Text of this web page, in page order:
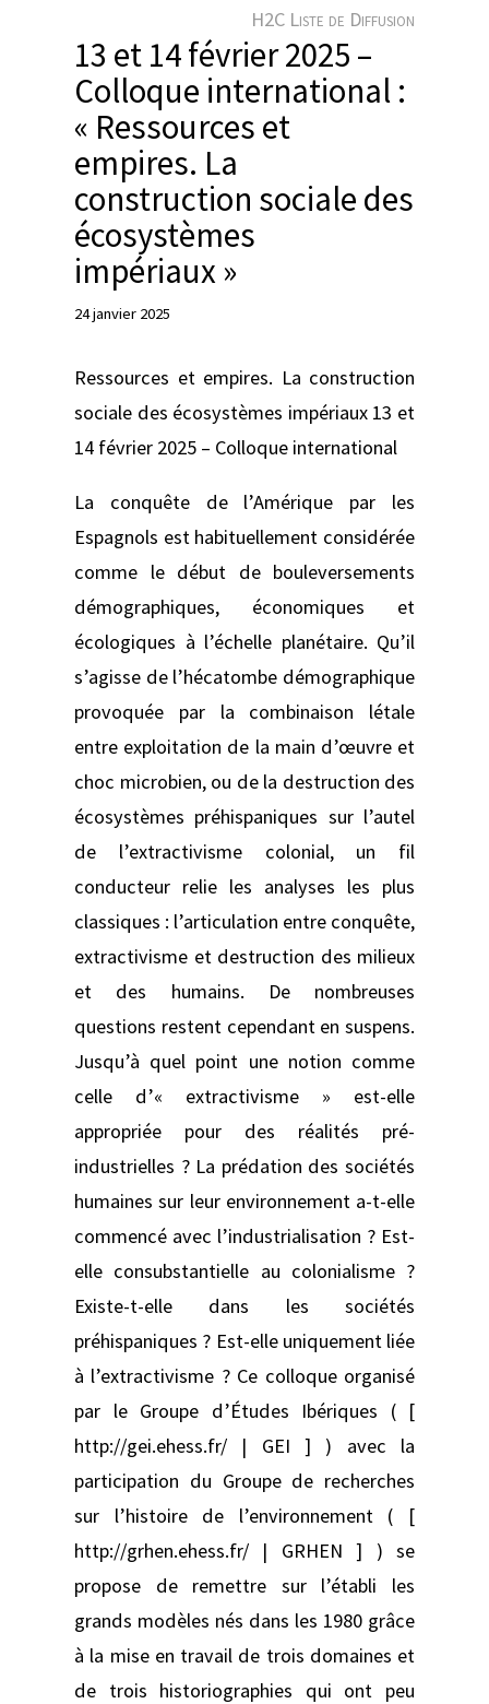
r
H2C Liste de Diffusion
13 et 14 février 2025 –
Colloque international :
« Ressources et
empires. La
construction sociale des
écosystèmes
impériaux »
24 janvier 2025
Ressources et empires. La construction
sociale des écosystèmes impériaux 13 et
14 février 2025 – Colloque international
La conquête de l’Amérique par les
Espagnols est habituellement considérée
comme le début de bouleversements
démographiques, économiques et
écologiques à l’échelle planétaire. Qu’il
s’agisse de l’hécatombe démographique
provoquée par la combinaison létale
entre exploitation de la main d’œuvre et
choc microbien, ou de la destruction des
écosystèmes préhispaniques sur l’autel
de l’extractivisme colonial, un fil
conducteur relie les analyses les plus
classiques : l’articulation entre conquête,
extractivisme et destruction des milieux
et des humains. De nombreuses
questions restent cependant en suspens.
Jusqu’à quel point une notion comme
celle d’« extractivisme » est-elle
appropriée pour des réalités pré-
industrielles ? La prédation des sociétés
humaines sur leur environnement a-t-elle
commencé avec l’industrialisation ? Est-
elle consubstantielle au colonialisme ?
Existe-t-elle dans les sociétés
préhispaniques ? Est-elle uniquement liée
à l’extractivisme ? Ce colloque organisé
par le Groupe d’Études Ibériques ( [
http://gei.ehess.fr/ | GEI ] ) avec la
participation du Groupe de recherches
sur l’histoire de l’environnement ( [
http://grhen.ehess.fr/ | GRHEN ] ) se
propose de remettre sur l’établi les
grands modèles nés dans les 1980 grâce
à la mise en travail de trois domaines et
de trois historiographies qui ont peu